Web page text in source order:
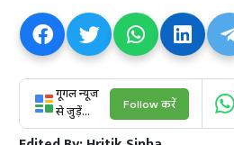
गूगल न्यूज
से जुड़ें...
Follow करें